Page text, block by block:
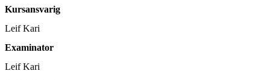
Kursansvarig
Leif Kari
Examinator
Leif Kari